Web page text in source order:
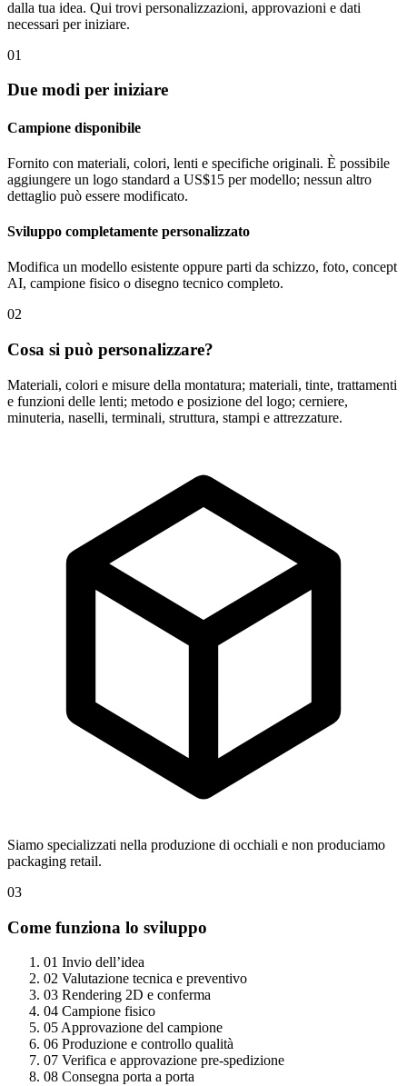
dalla tua idea. Qui trovi personalizzazioni, approvazioni e dati
necessari per iniziare.
01
Due modi per iniziare
Campione disponibile
Fornito con materiali, colori, lenti e specifiche originali. È possibile
aggiungere un logo standard a US$15 per modello; nessun altro
dettaglio può essere modificato.
Sviluppo completamente personalizzato
Modifica un modello esistente oppure parti da schizzo, foto, concept
AI, campione fisico o disegno tecnico completo.
02
Cosa si può personalizzare?
Materiali, colori e misure della montatura; materiali, tinte, trattamenti
e funzioni delle lenti; metodo e posizione del logo; cerniere,
minuteria, naselli, terminali, struttura, stampi e attrezzature.
Siamo specializzati nella produzione di occhiali e non produciamo
packaging retail.
03
Come funziona lo sviluppo
01 Invio dell’idea
02 Valutazione tecnica e preventivo
03 Rendering 2D e conferma
04 Campione fisico
05 Approvazione del campione
06 Produzione e controllo qualità
07 Verifica e approvazione pre-spedizione
08 Consegna porta a porta